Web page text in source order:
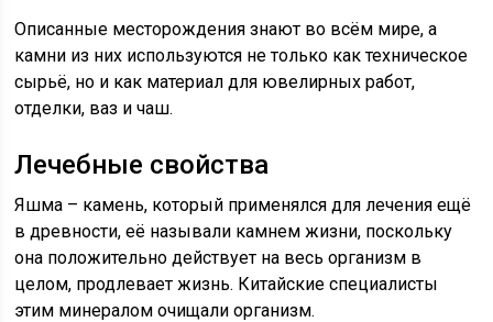
Описанные месторождения знают во всём мире, а
камни из них используются не только как техническое
сырьё, но и как материал для ювелирных работ,
отделки, ваз и чаш.
Лечебные свойства
Яшма – камень, который применялся для лечения ещё
в древности, её называли камнем жизни, поскольку
она положительно действует на весь организм в
целом, продлевает жизнь. Китайские специалисты
этим минералом очищали организм.